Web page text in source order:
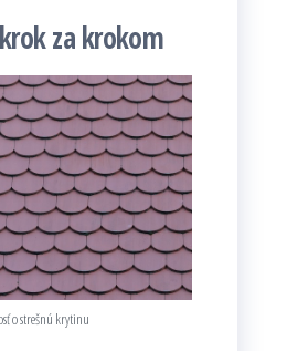
za krokom
o strešnú krytinu